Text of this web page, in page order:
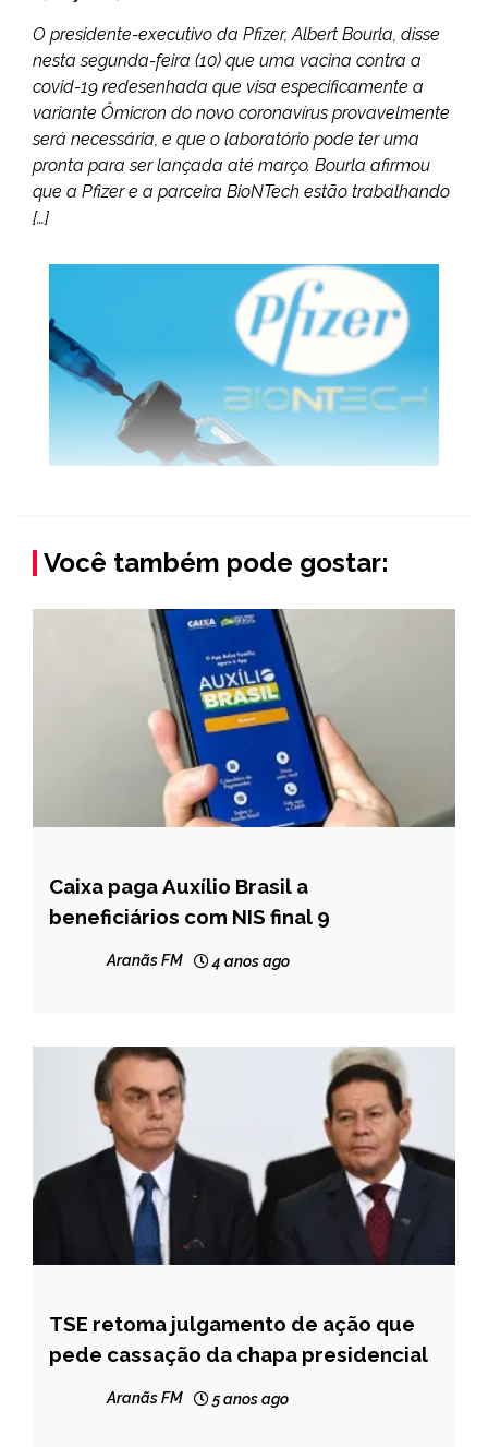
O presidente-executivo da Pfizer, Albert Bourla, disse
nesta segunda-feira (10) que uma vacina contra a
covid-19 redesenhada que visa especificamente a
variante Ômicron do novo coronavírus provavelmente
será necessária, e que o laboratório pode ter uma
pronta para ser lançada até março. Bourla afirmou
que a Pfizer e a parceira BioNTech estão trabalhando
[…]
Você também pode gostar:
BRASIL
NOTÍCIAS
Caixa paga Auxílio Brasil a
beneficiários com NIS final 9
Aranãs FM 4 anos ago
BRASIL
NOTÍCIAS
TSE retoma julgamento de ação que
pede cassação da chapa presidencial
Aranãs FM 5 anos ago